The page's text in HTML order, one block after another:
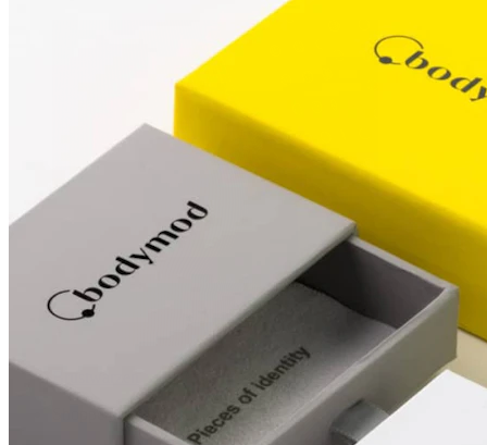
Shoppe nach Piercingart